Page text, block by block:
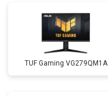
TUF Gaming VG279QM1A